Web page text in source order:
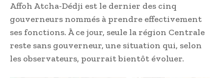
Affoh Atcha-Dédji est le dernier des cinq
gouverneurs nommés à prendre effectivement
ses fonctions. À ce jour, seule la région Centrale
reste sans gouverneur, une situation qui, selon
les observateurs, pourrait bientôt évoluer.